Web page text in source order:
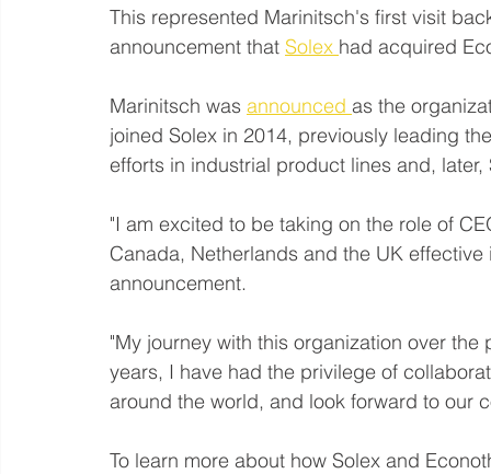
This represented Marinitsch's first visit
announcement that Solex had acquired
Marinitsch was announced as the
joined Solex in 2014, previously leading
efforts in industrial product lines and, later,
"I am excited to be taking on the role of
Canada, Netherlands and the UK
announcement.
"My journey with this organization over
years, I have had the privilege of
around the world, and look forward to our
To learn more about how Solex and